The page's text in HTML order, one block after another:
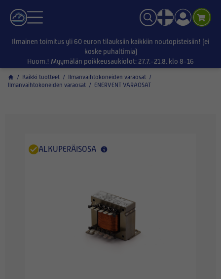
Ilmainen toimitus yli 60 euron tilauksiin kaikkiin noutopisteisiin! (ei
koske puhaltimia)
Huom.! Myymälän poikkeusaukiolot: 27.7.-21.8. klo 8-16
/ Kaikki tuotteet / Ilmanvaihtokoneiden varaosat /
Ilmanvaihtokoneiden varaosat / ENERVENT VARAOSAT
ALKUPERÄISOSA